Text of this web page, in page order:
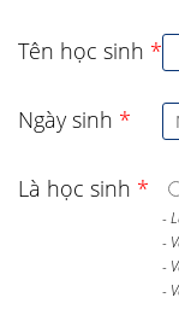
Tên học sinh *
Ngày sinh *
Là học sinh *
-
-
-
-